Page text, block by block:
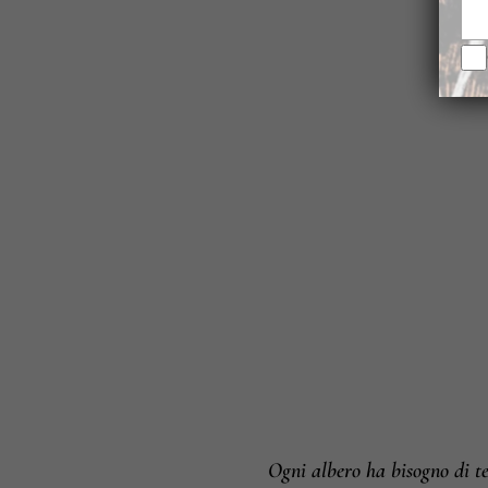
Ogni albero ha bisogno di